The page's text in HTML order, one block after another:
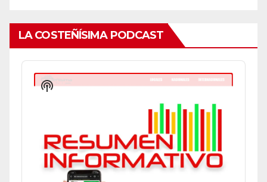
LA COSTEÑÍSIMA PODCAST
Audio
Player
Show